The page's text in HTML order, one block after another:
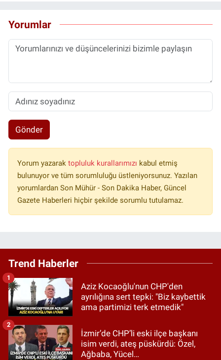
Yorumlar
Gönder
Yorum yazarak topluluk kurallarımızı kabul etmiş
bulunuyor ve tüm sorumluluğu üstleniyorsunuz. Yazılan
yorumlardan Son Mühür - Son Dakika Haber, Güncel
Gazete Haberleri hiçbir şekilde sorumlu tutulamaz.
Trend Haberler
Aziz Kocaoğlu'nun CHP'den
ayrılığına sert tepki: "Biz kaybettik
ama partimizi terk etmedik"
1
İzmir’de CHP’li eski ilçe başkanı
isim verdi, ateş püskürdü: Özel,
Ağbaba, Yücel…
2